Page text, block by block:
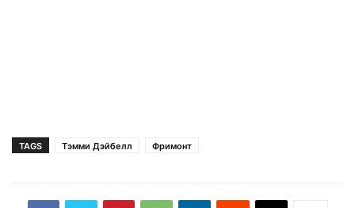
TAGS Тэмми Дэйбелл Фримонт